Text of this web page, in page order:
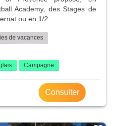
Academy, des Stages de
ou en 1/2...
de vacances
Campagne
Consulter